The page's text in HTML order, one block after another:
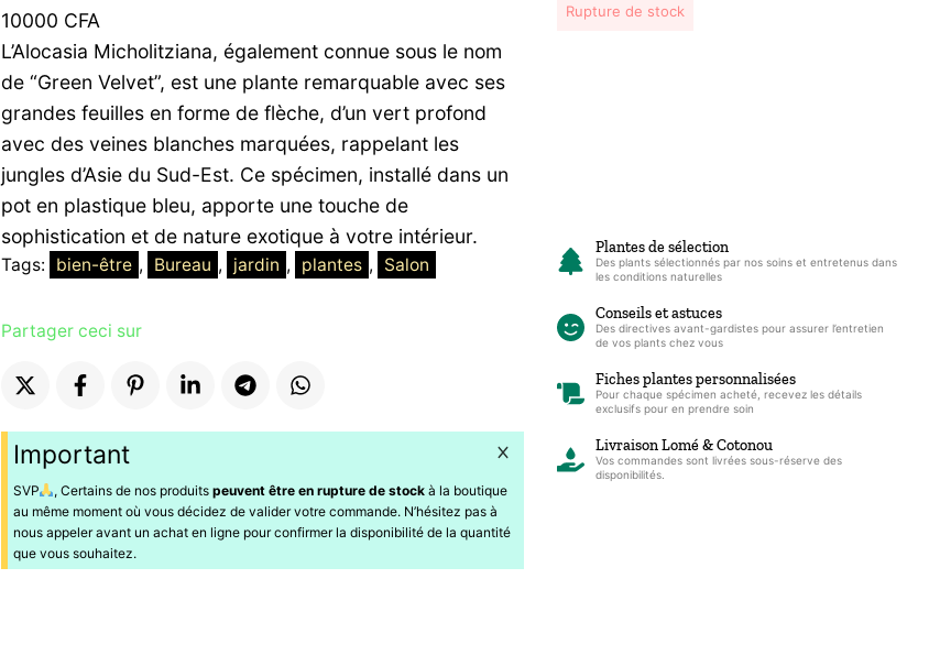
10000 CFA
L’Alocasia Micholitziana, également connue sous le nom
de “Green Velvet”, est une plante remarquable avec ses
grandes feuilles en forme de flèche, d’un vert profond
avec des veines blanches marquées, rappelant les
jungles d’Asie du Sud-Est. Ce spécimen, installé dans un
pot en plastique bleu, apporte une touche de
sophistication et de nature exotique à votre intérieur.
Tags: bien-être , Bureau , jardin , plantes , Salon
Partager ceci sur
Important
SVP , Certains de nos produitspeuvent être en rupture de stock à la boutique
au même moment où vous décidez de valider votre commande. N’hésitez pas à
nous appeler avant un achat en ligne pour confirmer la disponibilité de la quantité
que vous souhaitez.
Rupture de stock
Plantes de sélection
Des plants sélectionnés par nos soins et entretenus dans
les conditions naturelles
Conseils et astuces
Des directives avant-gardistes pour assurer l’entretien
de vos plants chez vous
Fiches plantes personnalisées
Pour chaque spécimen acheté, recevez les détails
exclusifs pour en prendre soin
Livraison Lomé & Cotonou
Vos commandes sont livrées sous-réserve des
disponibilités.